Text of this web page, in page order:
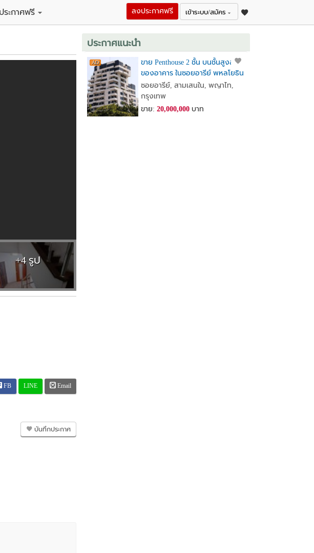
ระกาศฟรี
เข้าระบบ/สมัคร
ลงประกาศฟรี
+4 รูป
FB LINE Email
บันทึกประกาศ
ประกาศแนะนำ
ขาย Penthouse 2 ชั้น บนชั้นสูงสุด
ของอาคาร ในซอยอารีย์ พหลโยธิน
7
ซอยอารีย์, สามเสนใน, พญาไท,
กรุงเทพ
ขาย: 20,000,000บาท